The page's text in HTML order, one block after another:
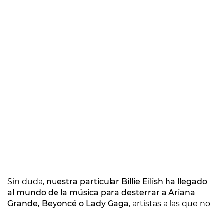
Sin duda, nuestra particular Billie Eilish ha llegado
al mundo de la música para desterrar a Ariana
Grande, Beyoncé o Lady Gaga, artistas a las que no